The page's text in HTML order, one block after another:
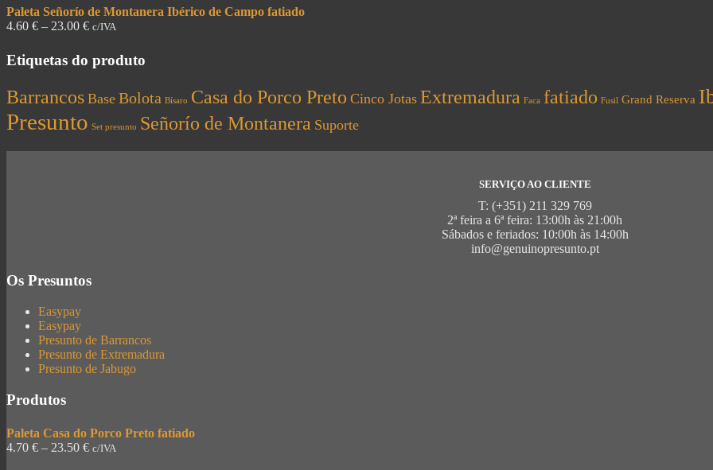
Paleta Señorío de Montanera Ibérico de Campo fatiado
4.60 € – 23.00 € c/IVA
Etiquetas do produto
Barrancos Base Bolota Bísaro Casa do Porco Preto Cinco Jotas Extremadura Faca fatiado Fusil Grand Reserva
Presunto Set presunto Señorío de Montanera Suporte
SERVIÇO AO CLIENTE
T: (+351) 211 329 769
2ª feira a 6ª feira: 13:00h às 21:00h
Sábados e feriados: 10:00h às 14:00h
info@genuinopresunto.pt
Os Presuntos
Easypay
Easypay
Presunto de Barrancos
Presunto de Extremadura
Presunto de Jabugo
Produtos
Paleta Casa do Porco Preto fatiado
4.70 € – 23.50 € c/IVA